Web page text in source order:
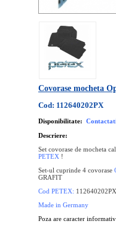
Covorase mocheta
Cod: 112640202PX
Disponibilitate:
Descriere:
Set covorase de mocheta
PETEX !
Set-ul cuprinde 4 covorase
GRAFIT
Cod PETEX: 112640202PX
Made in Germany
Poza are caracter